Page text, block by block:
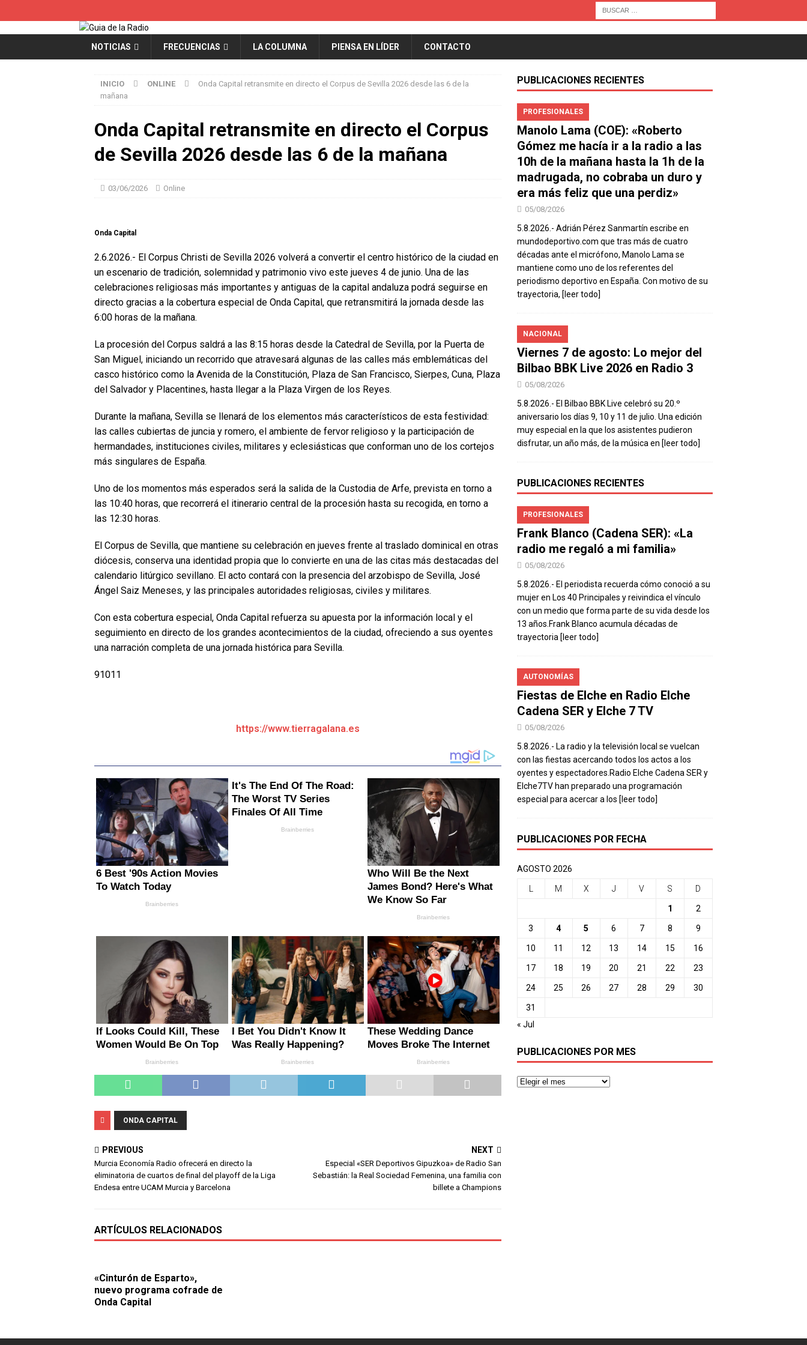
NOTICIAS FRECUENCIAS LA COLUMNA PIENSA EN LÍDER CONTACTO
INICIO ONLINE
Onda Capital retransmite en directo el Corpus de Sevilla 2026 desde las 6 de la
mañana
Onda Capital retransmite en directo el Corpus
de Sevilla 2026 desde las 6 de la mañana
03/06/2026 Online
Onda Capital
2.6.2026.- El Corpus Christi de Sevilla 2026 volverá a convertir el centro histórico de la ciudad en
un escenario de tradición, solemnidad y patrimonio vivo este jueves 4 de junio. Una de las
celebraciones religiosas más importantes y antiguas de la capital andaluza podrá seguirse en
directo gracias a la cobertura especial de Onda Capital, que retransmitirá la jornada desde las
6:00 horas de la mañana.
La procesión del Corpus saldrá a las 8:15 horas desde la Catedral de Sevilla, por la Puerta de
San Miguel, iniciando un recorrido que atravesará algunas de las calles más emblemáticas del
casco histórico como la Avenida de la Constitución, Plaza de San Francisco, Sierpes, Cuna, Plaza
del Salvador y Placentines, hasta llegar a la Plaza Virgen de los Reyes.
Durante la mañana, Sevilla se llenará de los elementos más característicos de esta festividad:
las calles cubiertas de juncia y romero, el ambiente de fervor religioso y la participación de
hermandades, instituciones civiles, militares y eclesiásticas que conforman uno de los cortejos
más singulares de España.
Uno de los momentos más esperados será la salida de la Custodia de Arfe, prevista en torno a
las 10:40 horas, que recorrerá el itinerario central de la procesión hasta su recogida, en torno a
las 12:30 horas.
El Corpus de Sevilla, que mantiene su celebración en jueves frente al traslado dominical en otras
diócesis, conserva una identidad propia que lo convierte en una de las citas más destacadas del
calendario litúrgico sevillano. El acto contará con la presencia del arzobispo de Sevilla, José
Ángel Saiz Meneses, y las principales autoridades religiosas, civiles y militares.
Con esta cobertura especial, Onda Capital refuerza su apuesta por la información local y el
seguimiento en directo de los grandes acontecimientos de la ciudad, ofreciendo a sus oyentes
una narración completa de una jornada histórica para Sevilla.
91011
https://www.tierragalana.es
ONDA CAPITAL
PREVIOUS
Murcia Economía Radio ofrecerá en directo la
eliminatoria de cuartos de final del playoff de la Liga
Endesa entre UCAM Murcia y Barcelona
NEXT
Especial «SER Deportivos Gipuzkoa» de Radio San
Sebastián: la Real Sociedad Femenina, una familia con
billete a Champions
ARTÍCULOS RELACIONADOS
«Cinturón de Esparto»,
nuevo programa cofrade de
Onda Capital
PUBLICACIONES RECIENTES
PROFESIONALES
Manolo Lama (COE): «Roberto
Gómez me hacía ir a la radio a las
10h de la mañana hasta la 1h de la
madrugada, no cobraba un duro y
era más feliz que una perdiz»
05/08/2026
5.8.2026.- Adrián Pérez Sanmartín escribe en
mundodeportivo.com que tras más de cuatro
décadas ante el micrófono, Manolo Lama se
mantiene como uno de los referentes del
periodismo deportivo en España. Con motivo de su
trayectoria, [leer todo]
NACIONAL
Viernes 7 de agosto: Lo mejor del
Bilbao BBK Live 2026 en Radio 3
05/08/2026
5.8.2026.- El Bilbao BBK Live celebró su 20.º
aniversario los días 9, 10 y 11 de julio. Una edición
muy especial en la que los asistentes pudieron
disfrutar, un año más, de la música en [leer todo]
PUBLICACIONES RECIENTES
PROFESIONALES
Frank Blanco (Cadena SER): «La
radio me regaló a mi familia»
05/08/2026
5.8.2026.- El periodista recuerda cómo conoció a su
mujer en Los 40 Principales y reivindica el vínculo
con un medio que forma parte de su vida desde los
13 años.Frank Blanco acumula décadas de
trayectoria [leer todo]
AUTONOMÍAS
Fiestas de Elche en Radio Elche
Cadena SER y Elche 7 TV
05/08/2026
5.8.2026.- La radio y la televisión local se vuelcan
con las fiestas acercando todos los actos a los
oyentes y espectadores.Radio Elche Cadena SER y
Elche7TV han preparado una programación
especial para acercar a los [leer todo]
PUBLICACIONES POR FECHA
AGOSTO 2026
M X J V S D
1 2
3 4 5 6 7 8 9
10 11 12 13 14 15 16
17 18 19 20 21 22 23
24 25 26 27 28 29 30
31
« Jul
PUBLICACIONES POR MES